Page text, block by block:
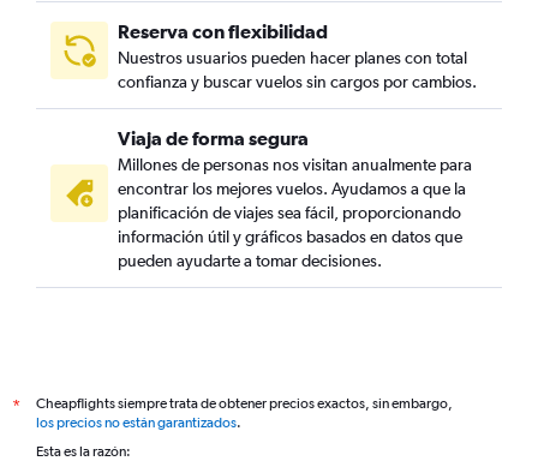
Reserva con flexibilidad
Nuestros usuarios pueden hacer planes con total
confianza y buscar vuelos sin cargos por cambios.
Viaja de forma segura
Millones de personas nos visitan anualmente para
encontrar los mejores vuelos. Ayudamos a que la
planificación de viajes sea fácil, proporcionando
información útil y gráficos basados en datos que
pueden ayudarte a tomar decisiones.
*
Cheapflights siempre trata de obtener precios exactos, sin embargo,
los precios no están garantizados.
Esta es la razón: